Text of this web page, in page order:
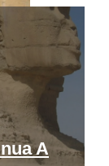
A